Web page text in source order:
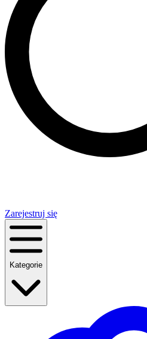
Zarejestruj się
Kategorie